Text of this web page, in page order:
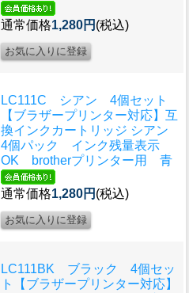
通常価格1,280円 (税込)
LC111C シアン 4個セット
【ブラザープリンター対応】互
換インクカートリッジ シアン
4個パック インク残量表示
OK brotherプリンター用 青
通常価格1,280円 (税込)
LC111BK ブラック 4個セッ
ト【ブラザープリンター対応】